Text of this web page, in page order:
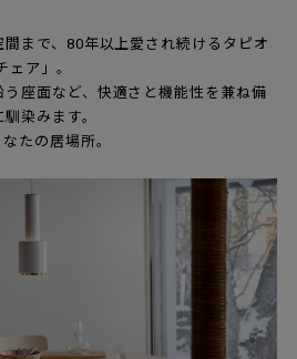
まで、80年以上愛され続けるタピオ
ェア」。
座面など、快適さと機能性を兼ね備
染みます。
たの居場所。